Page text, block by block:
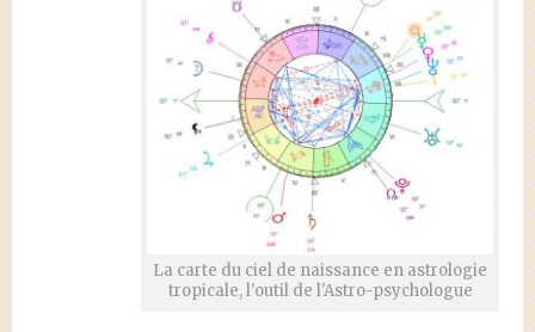
La carte du ciel de naissance en astrologie
tropicale, l'outil de l'Astro-psychologue